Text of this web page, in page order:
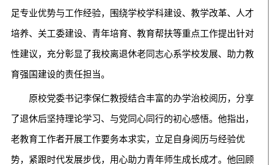
足专业优势与工作经验，围绕学校学科建设、教学改革、人才
培养、关工委建设、青年培育、教育帮扶等重点工作提出针对
性建议，充分彰显了我校离退休老同志心系学校发展、助力教
育强国建设的责任担当。
原校党委书记李保仁教授结合丰富的办学治校阅历，分享
了退休后坚持理论学习、与党同心同行的初心感悟。他指出，
老教育工作者开展工作要务本求实，立足自身阅历与经验优
势，紧跟时代发展步伐，用心助力青年师生成长成才。他回顾